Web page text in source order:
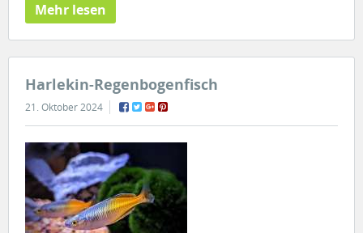
Mehr lesen
Harlekin-Regenbogenfisch
21. Oktober 2024